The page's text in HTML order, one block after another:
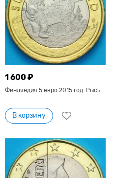
1 600 ₽
Финляндия 5 евро 2015 год. Рысь.
В корзину